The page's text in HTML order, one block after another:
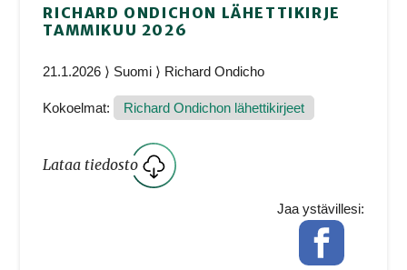
RICHARD ONDICHON LÄHETTIKIRJE
TAMMIKUU 2026
21.1.2026 ⟩ Suomi ⟩ Richard Ondicho
Kokoelmat: Richard Ondichon lähettikirjeet
Lataa tiedosto
Jaa ystävillesi:
Facebook